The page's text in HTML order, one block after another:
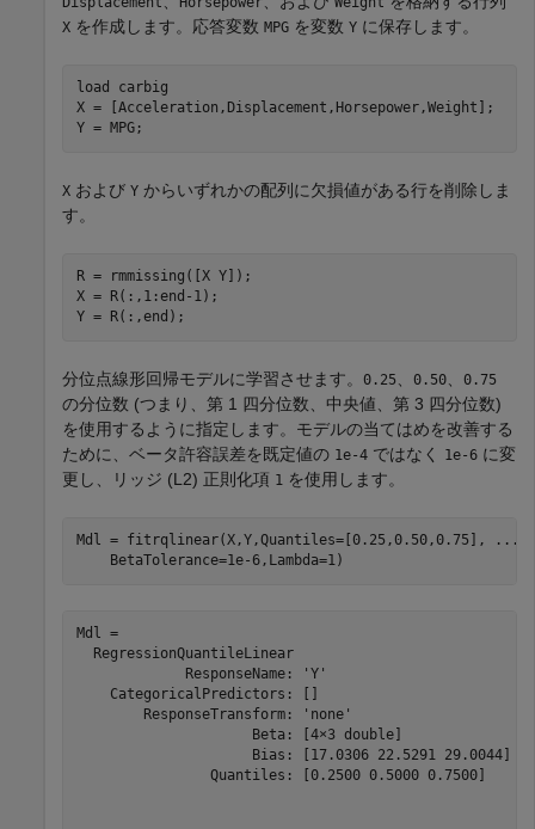
X を作成します。応答変数 MPG を変数 Y に保存します。
load
carbig
X = [Acceleration,Displacement,Horsepower,Weight];
Y = MPG;
X および Y からいずれかの配列に欠損値がある行を削除しま
す。
R = rmmissing([X Y]);
X = R(:,1:end-1);
Y = R(:,end);
分位点線形回帰モデルに学習させます。 0.25 0.50 0.75
の分位数 (つまり、第 1 四分位数、中央値、第 3 四分位数)
を使用するように指定します。モデルの当てはめを改善する
ために、ベータ許容誤差を既定値の 1e-4 ではなく 1e-6 に変
更し、リッジ (L2) 正則化項 1 を使用します。
Mdl = fitrqlinear(X,Y,Quantiles=[0.25,0.50,0.75],
...
    BetaTolerance=1e-6,Lambda=1)
Mdl =
  RegressionQuantileLinear
             ResponseName: 'Y'
    CategoricalPredictors: []
        ResponseTransform: 'none'
                     Beta: [4×3 double]
                     Bias: [17.0306 22.5291 29.0044]
                Quantiles: [0.2500 0.5000 0.7500]